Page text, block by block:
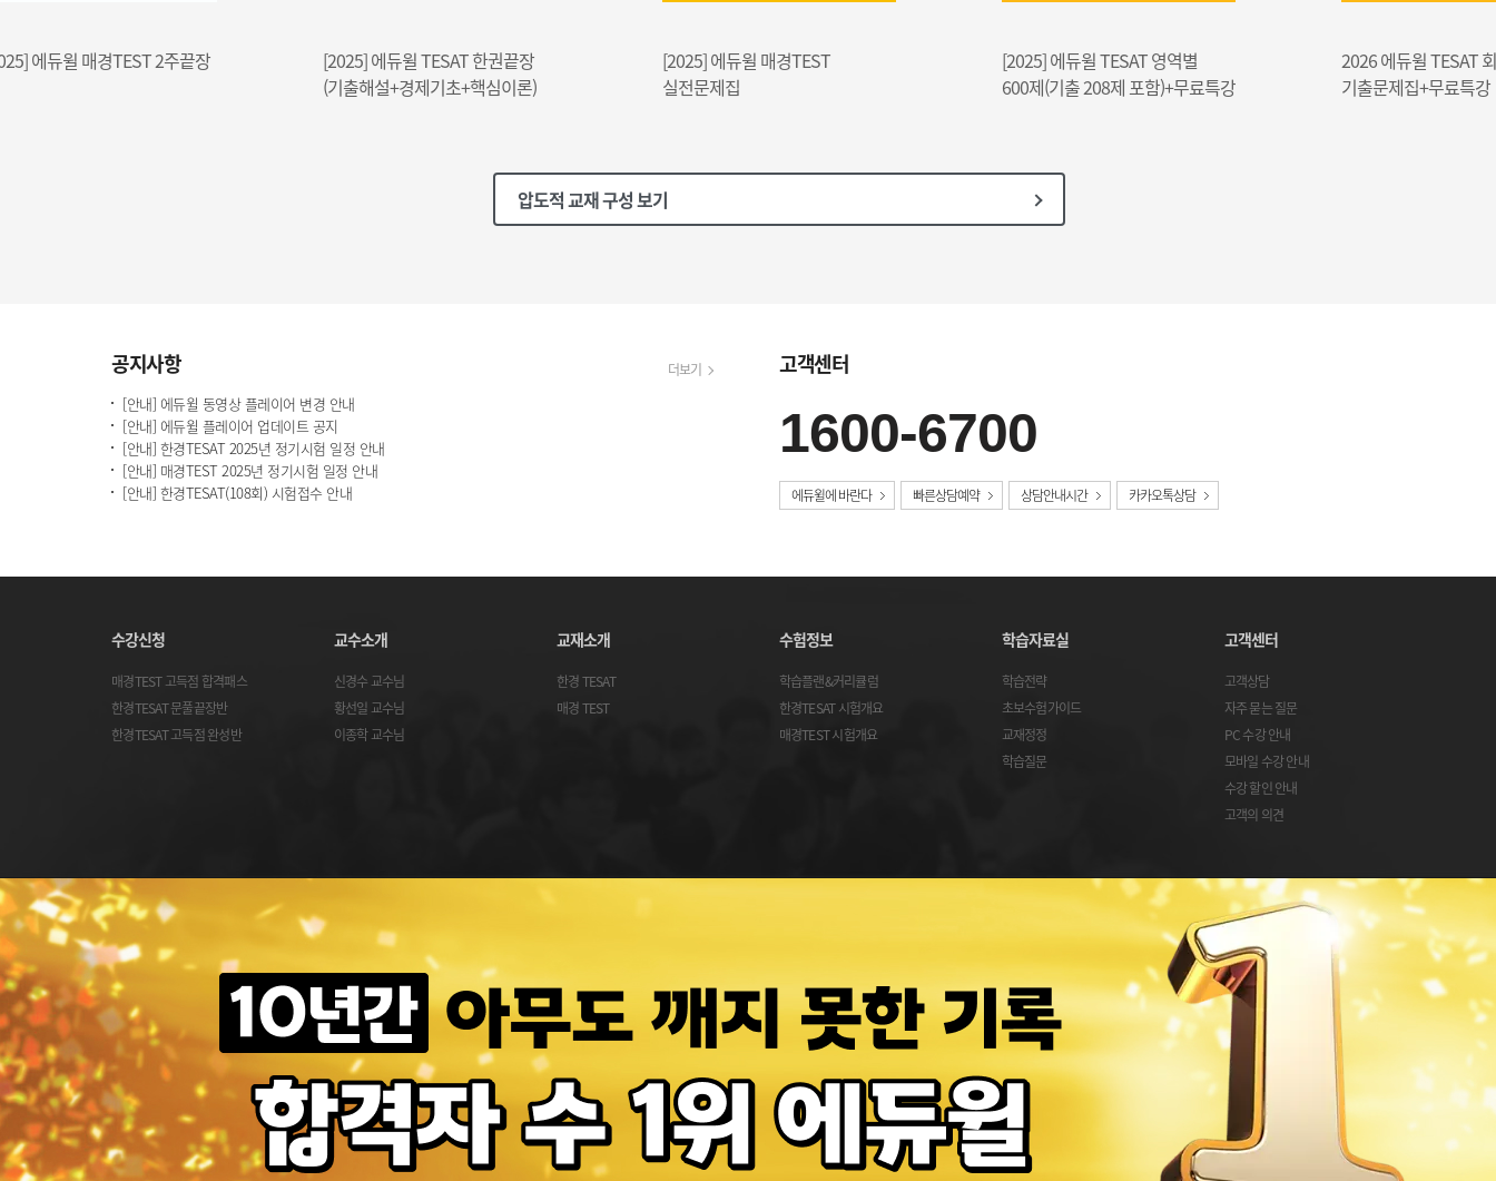
[2025] 에듀윌 TESAT 한권끝장
(기출해설+경제기초+핵심이론)
[2025] 에듀윌 매경TEST
실전문제집
[2025] 에듀윌 TESAT 영역별
600제(기출 208제 포함)+무료특강
2026 에듀윌 TESAT 회차별
기출문제집+무료특강
압도적 교재 구성 보기
공지사항 더보기
[안내] 에듀윌 동영상 플레이어 변경 안내
[안내] 에듀윌 플레이어 업데이트 공지
[안내] 한경TESAT 2025년 정기시험 일정 안내
[안내] 매경TEST 2025년 정기시험 일정 안내
[안내] 한경TESAT(108회) 시험접수 안내
고객센터
1600-6700
에듀윌에 바란다 빠른상담예약 상담안내시간 카카오톡상담
수강신청
매경TEST 고득점 합격패스
한경TESAT 문풀끝장반
한경TESAT 고득점 완성반
교수소개
신경수 교수님
황선일 교수님
이종학 교수님
교재소개
한경 TESAT
매경 TEST
수험정보
학습플랜&커리큘럼
한경TESAT 시험개요
매경TEST 시험개요
학습자료실
학습전략
초보수험가이드
교재정정
학습질문
고객센터
고객상담
자주 묻는 질문
PC 수강 안내
모바일 수강 안내
수강 할인 안내
고객의 의견